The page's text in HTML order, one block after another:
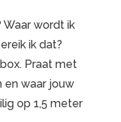
Waar wordt ik
ik dat?
Praat met
en waar jouw
op 1,5 meter